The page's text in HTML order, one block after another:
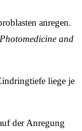
anregen.
Photomedicine and
liege je
der Anregung